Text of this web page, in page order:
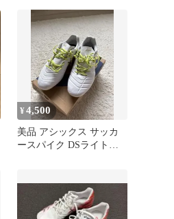
¥4,500
美品 アシックス サッカ
ースパイク DSライトク